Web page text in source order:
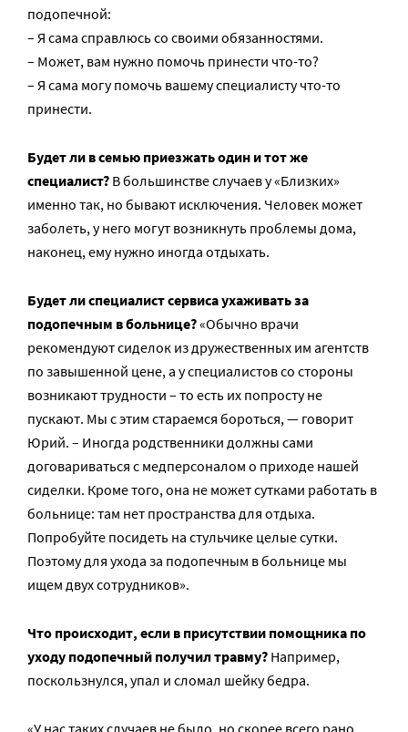
подопечной:
– Я сама справлюсь со своими обязанностями.
– Может, вам нужно помочь принести что-то?
– Я сама могу помочь вашему специалисту что-то
принести.
Будет ли в семью приезжать один и тот же
специалист? В большинстве случаев у «Близких»
именно так, но бывают исключения. Человек может
заболеть, у него могут возникнуть проблемы дома,
наконец, ему нужно иногда отдыхать.
Будет ли специалист сервиса ухаживать за
подопечным в больнице?«Обычно врачи
рекомендуют сиделок из дружественных им агентств
по завышенной цене, а у специалистов со стороны
возникают трудности – то есть их попросту не
пускают. Мы с этим стараемся бороться, — говорит
Юрий. – Иногда родственники должны сами
договариваться с медперсоналом о приходе нашей
сиделки. Кроме того, она не может сутками работать в
больнице: там нет пространства для отдыха.
Попробуйте посидеть на стульчике целые сутки.
Поэтому для ухода за подопечным в больнице мы
ищем двух сотрудников».
Что происходит, если в присутствии помощника по
уходу подопечный получил травму? Например,
поскользнулся, упал и сломал шейку бедра.
«У нас таких случаев не было, но скорее всего рано